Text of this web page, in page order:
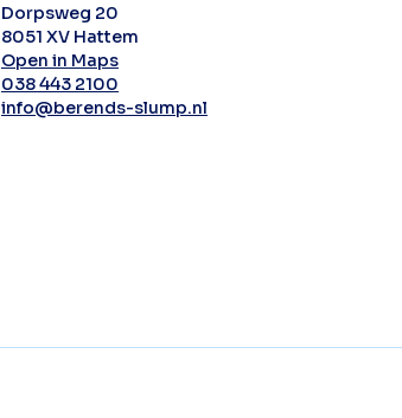
Dorpsweg 20
8051 XV Hattem
Open in Maps
038 443 2100
info@berends-slump.nl